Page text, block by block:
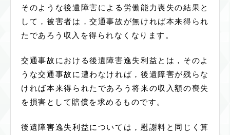
そのような後遺障害による労働能力喪失の結果と
して，被害者は，交通事故が無ければ本来得られ
たであろう収入を得られなくなります。
交通事故における後遺障害逸失利益とは，そのよ
うな交通事故に遭わなければ，後遺障害が残らな
ければ本来得られたであろう将来の収入額の喪失
を損害として賠償を求めるものです。
後遺障害逸失利益については，慰謝料と同じく算